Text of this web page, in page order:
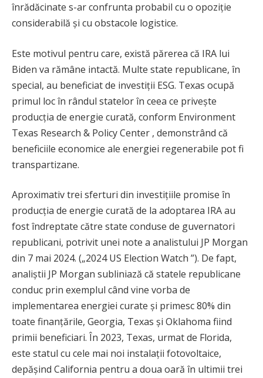
înrădăcinate s-ar confrunta probabil cu o opoziție
considerabilă și cu obstacole logistice.
Este motivul pentru care, există părerea că IRA lui
Biden va rămâne intactă. Multe state republicane, în
special, au beneficiat de investiții ESG. Texas ocupă
primul loc în rândul statelor în ceea ce privește
producția de energie curată, conform Environment
Texas Research & Policy Center , demonstrând că
beneficiile economice ale energiei regenerabile pot fi
transpartizane.
Aproximativ trei sferturi din investițiile promise în
producția de energie curată de la adoptarea IRA au
fost îndreptate către state conduse de guvernatori
republicani, potrivit unei note a analistului JP Morgan
din 7 mai 2024. („2024 US Election Watch ”). De fapt,
analiștii JP Morgan subliniază că statele republicane
conduc prin exemplul când vine vorba de
implementarea energiei curate și primesc 80% din
toate finanțările, Georgia, Texas și Oklahoma fiind
primii beneficiari. În 2023, Texas, urmat de Florida,
este statul cu cele mai noi instalații fotovoltaice,
depășind California pentru a doua oară în ultimii trei